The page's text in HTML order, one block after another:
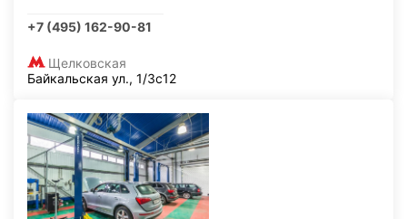
+7 (495) 162-90-81
Щелковская
Байкальская ул., 1/3с12